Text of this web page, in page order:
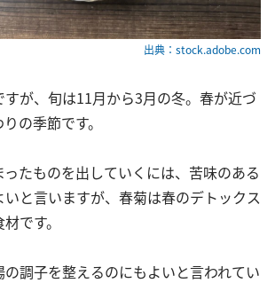
出典：stock.adobe.com
が、旬は11月から3月の冬。春が近づ
の季節です。
たものを出していくには、苦味のある
と言いますが、春菊は春のデトックス
です。
調子を整えるのにもよいと言われてい